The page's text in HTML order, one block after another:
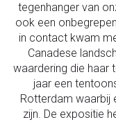
tegenhanger van
ook een
in contact kwam
Canadese
waardering die haar
jaar een
Rotterdam waarbij
zijn. De expositie